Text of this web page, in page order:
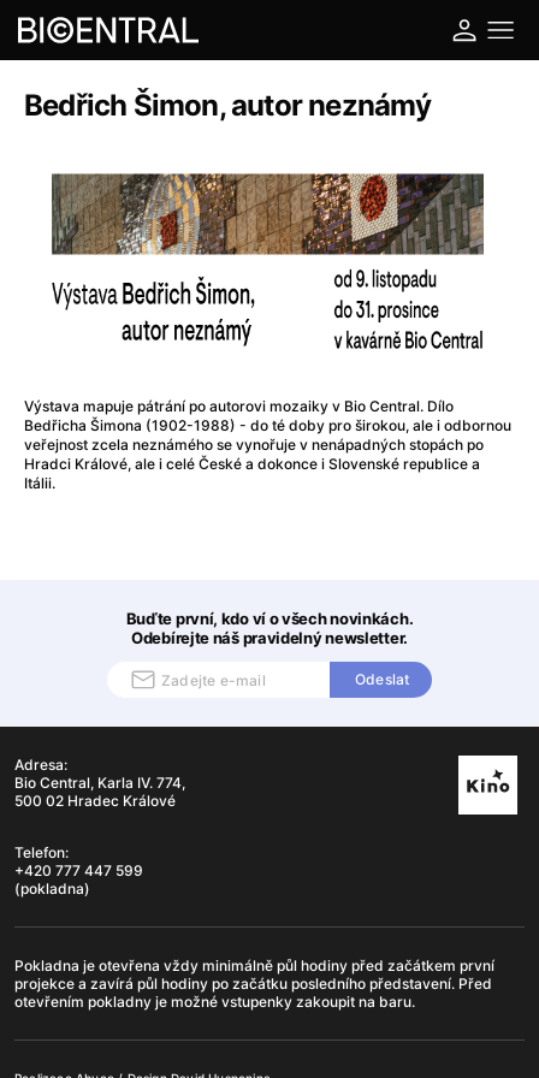
Bedřich Šimon, autor neznámý
Výstava mapuje pátrání po autorovi mozaiky v Bio Central. Dílo
Bedřicha Šimona (1902-1988) - do té doby pro širokou, ale i odbornou
veřejnost zcela neznámého se vynořuje v nenápadných stopách po
Hradci Králové, ale i celé České a dokonce i Slovenské republice a
Itálii.
Buďte první, kdo ví o všech novinkách.
Odebírejte náš pravidelný newsletter.
Odeslat
Adresa:
Bio Central, Karla IV. 774,
500 02 Hradec Králové
Telefon:
+420 777 447 599
(pokladna)
Pokladna je otevřena vždy minimálně půl hodiny před začátkem první
projekce a zavírá půl hodiny po začátku posledního představení. Před
otevřením pokladny je možné vstupenky zakoupit na baru.